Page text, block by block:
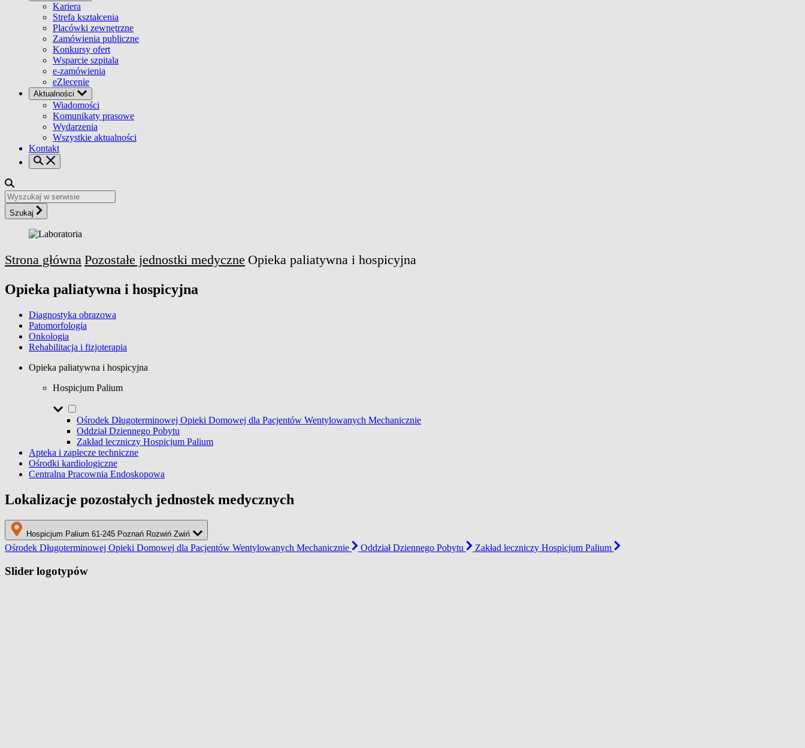
Kariera
Strefa kształcenia
Placówki zewnętrzne
Zamówienia publiczne
Konkursy ofert
Wsparcie szpitala
e-zamówienia
eZlecenie
Aktualności
Wiadomości
Komunikaty prasowe
Wydarzenia
Wszystkie aktualności
Kontakt
Szukaj
Strona główna Pozostałe jednostki medyczne Opieka paliatywna i hospicyjna
Opieka paliatywna i hospicyjna
Diagnostyka obrazowa
Patomorfologia
Onkologia
Rehabilitacja i fizjoterapia
Opieka paliatywna i hospicyjna
Hospicjum Palium
Ośrodek Długoterminowej Opieki Domowej dla Pacjentów Wentylowanych Mechanicznie
Oddział Dziennego Pobytu
Zakład leczniczy Hospicjum Palium
Apteka i zaplecze techniczne
Ośrodki kardiologiczne
Centralna Pracownia Endoskopowa
Lokalizacje pozostałych jednostek medycznych
Hospicjum Palium 61-245 Poznań Rozwiń Zwiń
Ośrodek Długoterminowej Opieki Domowej dla Pacjentów Wentylowanych Mechanicznie Oddział Dziennego Pobytu Zakład leczniczy Hospicjum Palium
Slider logotypów